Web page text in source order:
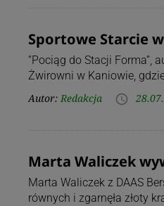
Sportowe Starcie
“Pociąg do Stacji Forma”,
Żwirowni w Kaniowie,
Autor: Redakcja access_time
Marta Waliczek
Marta Waliczek z DAAS
równych i zgarnęła złoty